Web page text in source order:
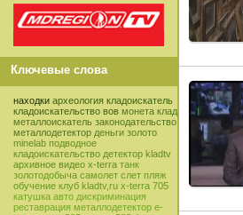
Ключевые слова
находки археология кладоискатель
кладоискательство вов монета клад
металлоискатель законодательство
металлодетектор деньги золото
minelab подводное
кладоискательство детектор kladtv
архивное видео x-terra танк
золотодобыча самолет слет пляж
обучение клуб kladtv,ru x-terra 705
катушка авто дискриминация
реставрация металлодетектор e-